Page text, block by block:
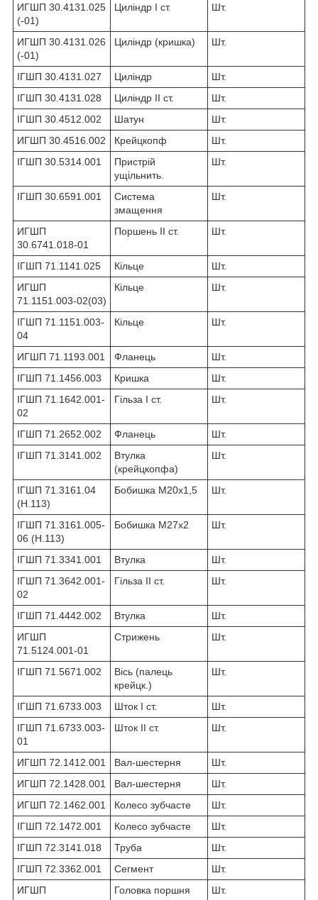
ИГШП 30.4131.025
(-01)
Циліндр I ст. Шт.
ИГШП 30.4131.026
(-01)
Циліндр (кришка) Шт.
ІГШП 30.4131.027 Циліндр
Шт.
ІГШП 30.4131.028
Циліндр II ст.
Шт.
ІГШП 30.4512.002
Шатун
Шт.
ИГШП 30.4516.002
Крейцкопф
Шт.
ІГШП 30.5314.001
Пристрій
ущільнить.
Шт.
ІГШП 30.6591.001
Система
змащення
Шт.
ИГШП
30.6741.018-01
Поршень II ст. Шт.
ІГШП 71.1141.025 Кільце
Шт.
ИГШП
71.1151.003-02(03)
Кільце Шт.
ІГШП 71.1151.003-
04
Кільце Шт.
ИГШП 71.1193.001 Фланець
Шт.
ІГШП 71.1456.003
Кришка
Шт.
ІГШП 71.1642.001-
02
Гільза I ст. Шт.
ІГШП 71.2652.002 Фланець
Шт.
ІГШП 71.3141.002
Втулка
(крейцкопфа)
Шт.
ІГШП 71.3161.04
(Н.113)
Бобишка М20х1,5 Шт.
ІГШП 71.3161.005-
06 (Н.113)
Бобишка М27х2 Шт.
ІГШП 71.3341.001 Втулка
Шт.
ІГШП 71.3642.001-
02
Гільза II ст. Шт.
ІГШП 71.4442.002 Втулка
Шт.
ИГШП
71.5124.001-01
Стрижень Шт.
ІГШП 71.5671.002
Вісь (палець
крейцк.)
Шт.
ІГШП 71.6733.003 Шток I ст.
Шт.
ІГШП 71.6733.003-
01
Шток II ст. Шт.
ИГШП 72.1412.001 Вал-шестерня
Шт.
ИГШП 72.1428.001
Вал-шестерня
Шт.
ИГШП 72.1462.001
Колесо зубчасте
Шт.
ІГШП 72.1472.001
Колесо зубчасте
Шт.
ІГШП 72.3141.018
Труба
Шт.
ІГШП 72.3362.001
Сегмент
Шт.
ИГШП
Головка поршня Шт.